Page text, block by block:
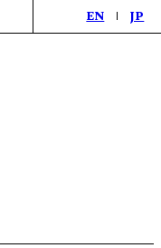
EN JP